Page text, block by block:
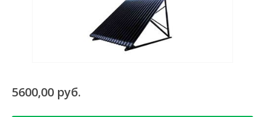
5600,00 руб.